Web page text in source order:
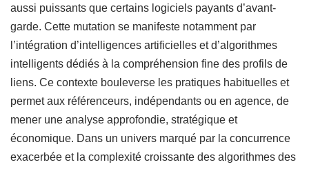
aussi puissants que certains logiciels payants d’avant-
garde. Cette mutation se manifeste notamment par
l’intégration d’intelligences artificielles et d’algorithmes
intelligents dédiés à la compréhension fine des profils de
liens. Ce contexte bouleverse les pratiques habituelles et
permet aux référenceurs, indépendants ou en agence, de
mener une analyse approfondie, stratégique et
économique. Dans un univers marqué par la concurrence
exacerbée et la complexité croissante des algorithmes des